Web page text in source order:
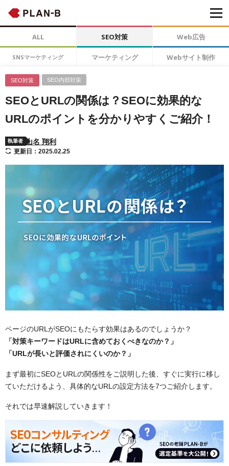
ALL SEO対策 Web広告
SNSマーケティング マーケティング Webサイト制作
SEO対策 SEO内部対策
SEOとURLの関係は？SEOに効果的な
URLのポイントを分かりやすくご紹介！
執筆者 山名 翔利
更新日：2025.02.25
ページのURLがSEOにもたらす効果はあるのでしょうか？
「対策キーワードはURLに含めておくべきなのか？」
「URLが長いと評価されにくいのか？」
まず最初にSEOとURLの関係性をご説明した後、すぐに実行に移し
ていただけるよう、具体的なURLの設定方法を7つご紹介します。
それでは早速解説していきます！